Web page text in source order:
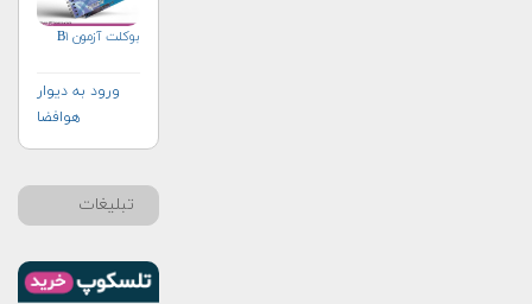
بوکلت آزمون B۱
ورود به دیوار
هوافضا
تبلیغات